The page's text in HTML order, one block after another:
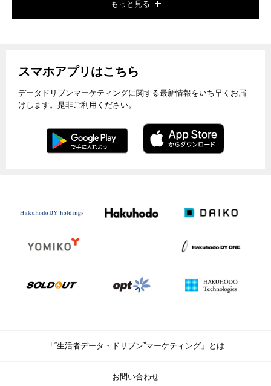
もっと見る
スマホアプリはこちら
データドリブンマーケティングに関する最新情報をいち早くお届
けします。是非ご利用ください。
「“生活者データ・ドリブン”マーケティング」とは
お問い合わせ